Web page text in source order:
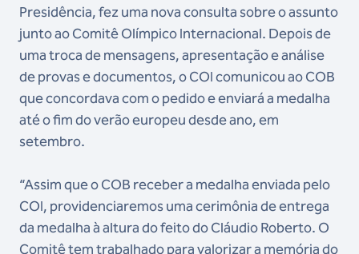
Presidência, fez uma nova consulta sobre o assunto
junto ao Comitê Olímpico Internacional. Depois de
uma troca de mensagens, apresentação e análise
de provas e documentos, o COI comunicou ao COB
que concordava com o pedido e enviará a medalha
até o fim do verão europeu desde ano, em
setembro.
“Assim que o COB receber a medalha enviada pelo
COI, providenciaremos uma cerimônia de entrega
da medalha à altura do feito do Cláudio Roberto. O
Comitê tem trabalhado para valorizar a memória do